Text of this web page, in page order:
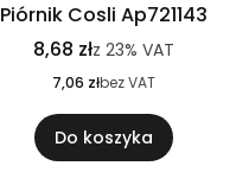
Piórnik Cosli Ap721143
8,68 złz 23% VAT
7,06 złbez VAT
Do koszyka